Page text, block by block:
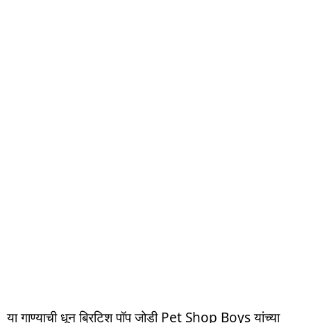
या गाण्याची धून ब्रिटिश पॉप जोडी Pet Shop Boys यांच्या